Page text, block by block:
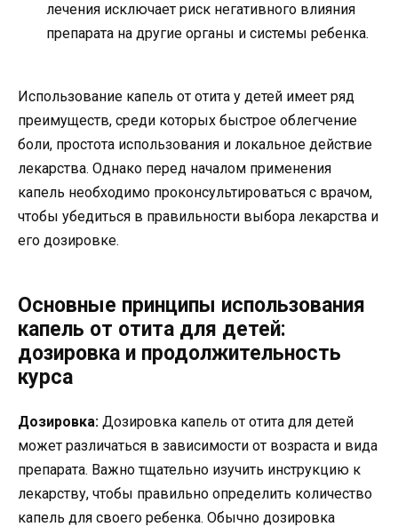
лечения исключает риск негативного влияния
препарата на другие органы и системы ребенка.
Использование капель от отита у детей имеет ряд
преимуществ, среди которых быстрое облегчение
боли, простота использования и локальное действие
лекарства. Однако перед началом применения
капель необходимо проконсультироваться с врачом,
чтобы убедиться в правильности выбора лекарства и
его дозировке.
Основные принципы использования
капель от отита для детей:
дозировка и продолжительность
курса
Дозировка: Дозировка капель от отита для детей
может различаться в зависимости от возраста и вида
препарата. Важно тщательно изучить инструкцию к
лекарству, чтобы правильно определить количество
капель для своего ребенка. Обычно дозировка